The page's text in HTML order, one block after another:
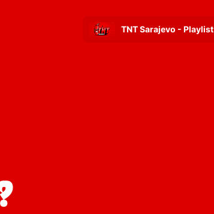
TNT Sarajevo - Playlist